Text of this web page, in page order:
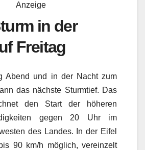
Anzeige
in der
Freitag
Abend und in der Nacht zum
das nächste Sturmtief. Das
den Start der höheren
gegen 20 Uhr im
des Landes. In der Eifel
90 km/h möglich, vereinzelt